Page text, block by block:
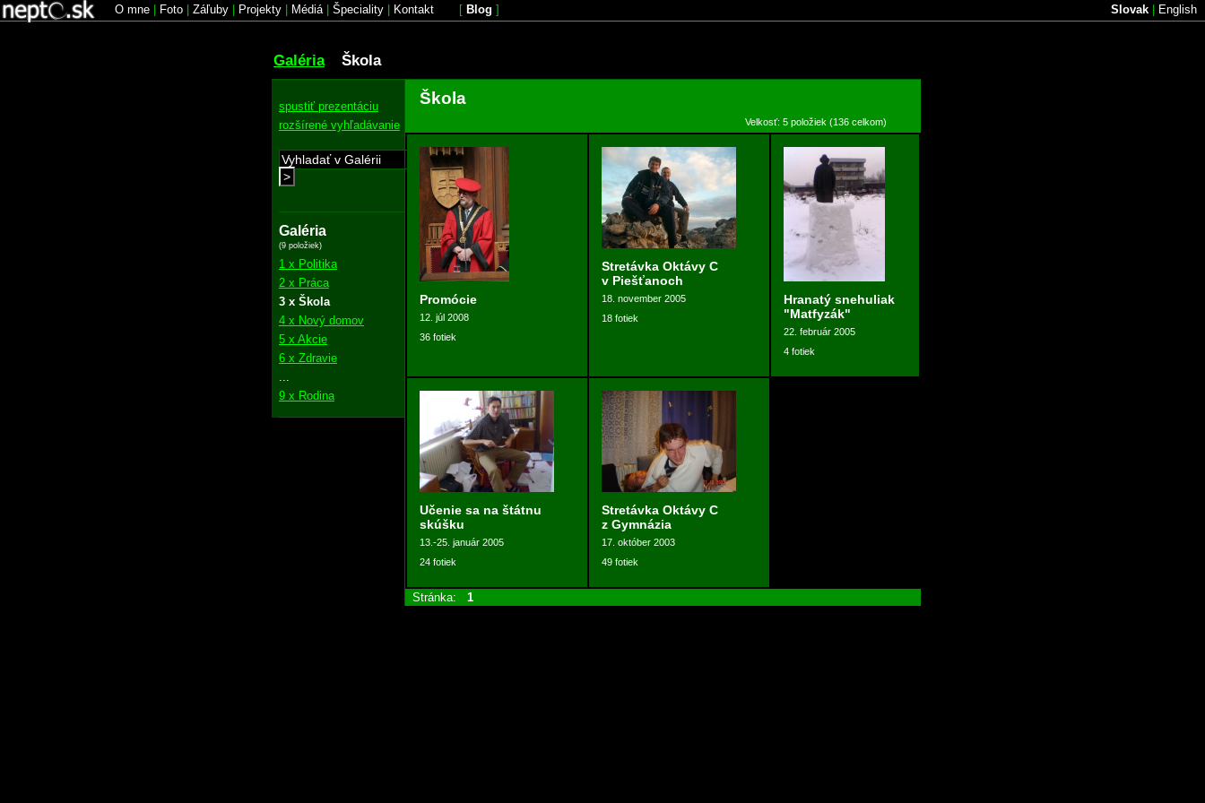
O mne Foto Záľuby Projekty Médiá| Špeciality Kontakt [ Blog ] Slovak English
Galéria Škola
spustiť prezentáciu
rozšírené vyhľadávanie
>
Galéria
(9 položiek)
1 x Politika
2 x Práca
3 x Škola
4 x Nový domov
5 x Akcie
6 x Zdravie
9 x Rodina
Škola
Velkosť: 5 položiek (136 celkom)
Promócie
12. júl 2008
36 fotiek
Stretávka Oktávy C
v Piešťanoch
18. november 2005
18 fotiek
Hranatý snehuliak
"Matfyzák"
22. február 2005
4 fotiek
Učenie sa na štátnu
skúšku
13.-25. január 2005
24 fotiek
Stretávka Oktávy C
z Gymnázia
17. október 2003
49 fotiek
Stránka: 1